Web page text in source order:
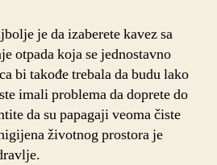
je da izaberete kavez sa
otpada koja se jednostavno
bi takođe trebala da budu lako
imali problema da doprete do
da su papagaji veoma čiste
životnog prostora je